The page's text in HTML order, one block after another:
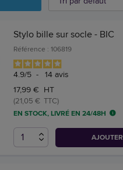
Stylo bille sur socle - BIC
Référence : 106819
4.9/5 - 14 avis
17,99 € HT
(21,05 € TTC)
EN STOCK, LIVRÉ EN 24/48H
AJOUTER